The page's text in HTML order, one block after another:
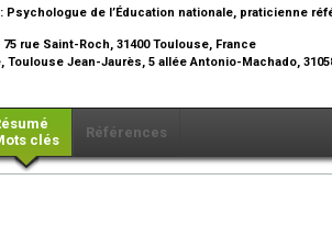
: Psychologue de l’Éducation nationale, praticienne
75 rue Saint-Roch, 31400 Toulouse, France
Toulouse Jean-Jaurès, 5 allée Antonio-Machado,
clés
Références